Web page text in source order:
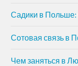
Садики в Польше:
Сотовая связь в
Чем заняться в